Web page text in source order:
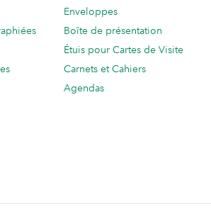
Enveloppes
Boîte de présentation
Étuis pour Cartes de Visite
Carnets et Cahiers
Agendas